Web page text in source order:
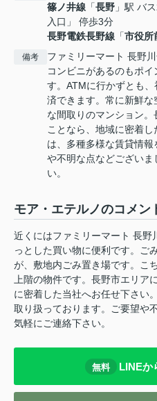
篠ノ井線 「長野 」駅 バ
入口」 停歩3分
長野電鉄長野線 「市役所
備考
ファミリーマート 長野
コンビニがあるのもポ
す。ATMに行かずとも
済できます。常に新鮮
な間取りのマンション
ことなら、地域に密着
は、多種多様な賃貸情
や不明な点などございま
い。
モア・エテルノのコメン
近くにはファミリーマート 長野
っとした買い物に便利です。ご
が、敷地内ごみ置き場です。こ
上階の物件です。長野市エリア
に密着した当社へお任せ下さい
取り扱っております。ご要望や
気軽にご連絡下さい。
無料 LINEか